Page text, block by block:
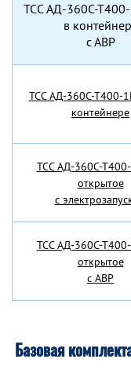
TCC АД-360С-
в
с АВР
TCC АД-360С-Т400-
контейнере
TCC АД-360С-
открытое
с
TCC АД-360С-
открытое
с АВР
Базовая